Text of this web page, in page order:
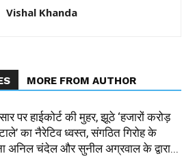
Vishal Khanda
MORE FROM AUTHOR
पर हाईकोर्ट की मुहर, झूठे ‘हजारों करोड़
का नैरेटिव ध्वस्त, संगठित गिरोह के
अनिल चंदेल और सुनील अग्रवाल के द्वारा...